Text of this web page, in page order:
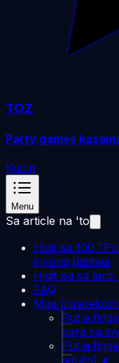
TOZ
Party games
Kunin
Menu
Sa article na 'to
Higit sa 100
inyong dalawa
Higit pa sa
FAQ
Mga
Put a
para sa
Put a
adults) 🌶️